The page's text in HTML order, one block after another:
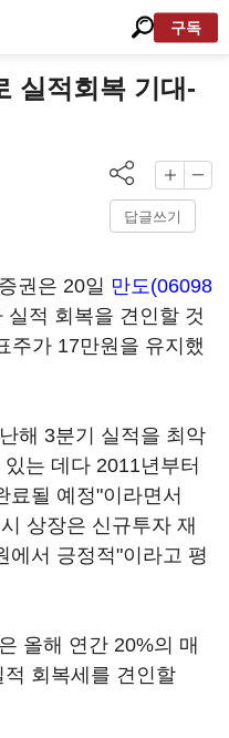
구독
실적회복 기대-
답글쓰기
권은 20일 만도(06098
적 회복을 견인할 것
주가 17만원을 유지했
해 3분기 실적을 최악
는 데다 2011년부터
료될 예정"이라면서
상장은 신규투자 재
에서 긍정적"이라고 평
올해 연간 20%의 매
회복세를 견인할